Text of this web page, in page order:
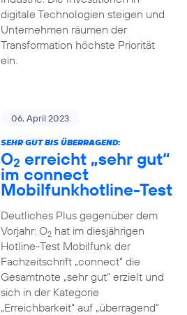
digitale Technologien steigen und
Unternehmen räumen der
Transformation höchste Priorität
ein.
06. April 2023
SEHR GUT BIS ÜBERRAGEND:
O2 erreicht „sehr gut“
im connect
Mobilfunkhotline-Test
Deutliches Plus gegenüber dem
Vorjahr: O2hat im diesjährigen
Hotline-Test Mobilfunk der
Fachzeitschrift „connect“ die
Gesamtnote „sehr gut“ erzielt und
sich in der Kategorie
„Erreichbarkeit“ auf „überragend“